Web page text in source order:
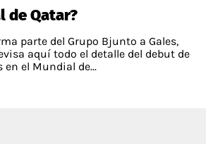
de Qatar?
parte del Grupo Bjunto a Gales,
aquí todo el detalle del debut de
en el Mundial de...